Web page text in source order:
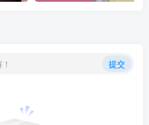
提交